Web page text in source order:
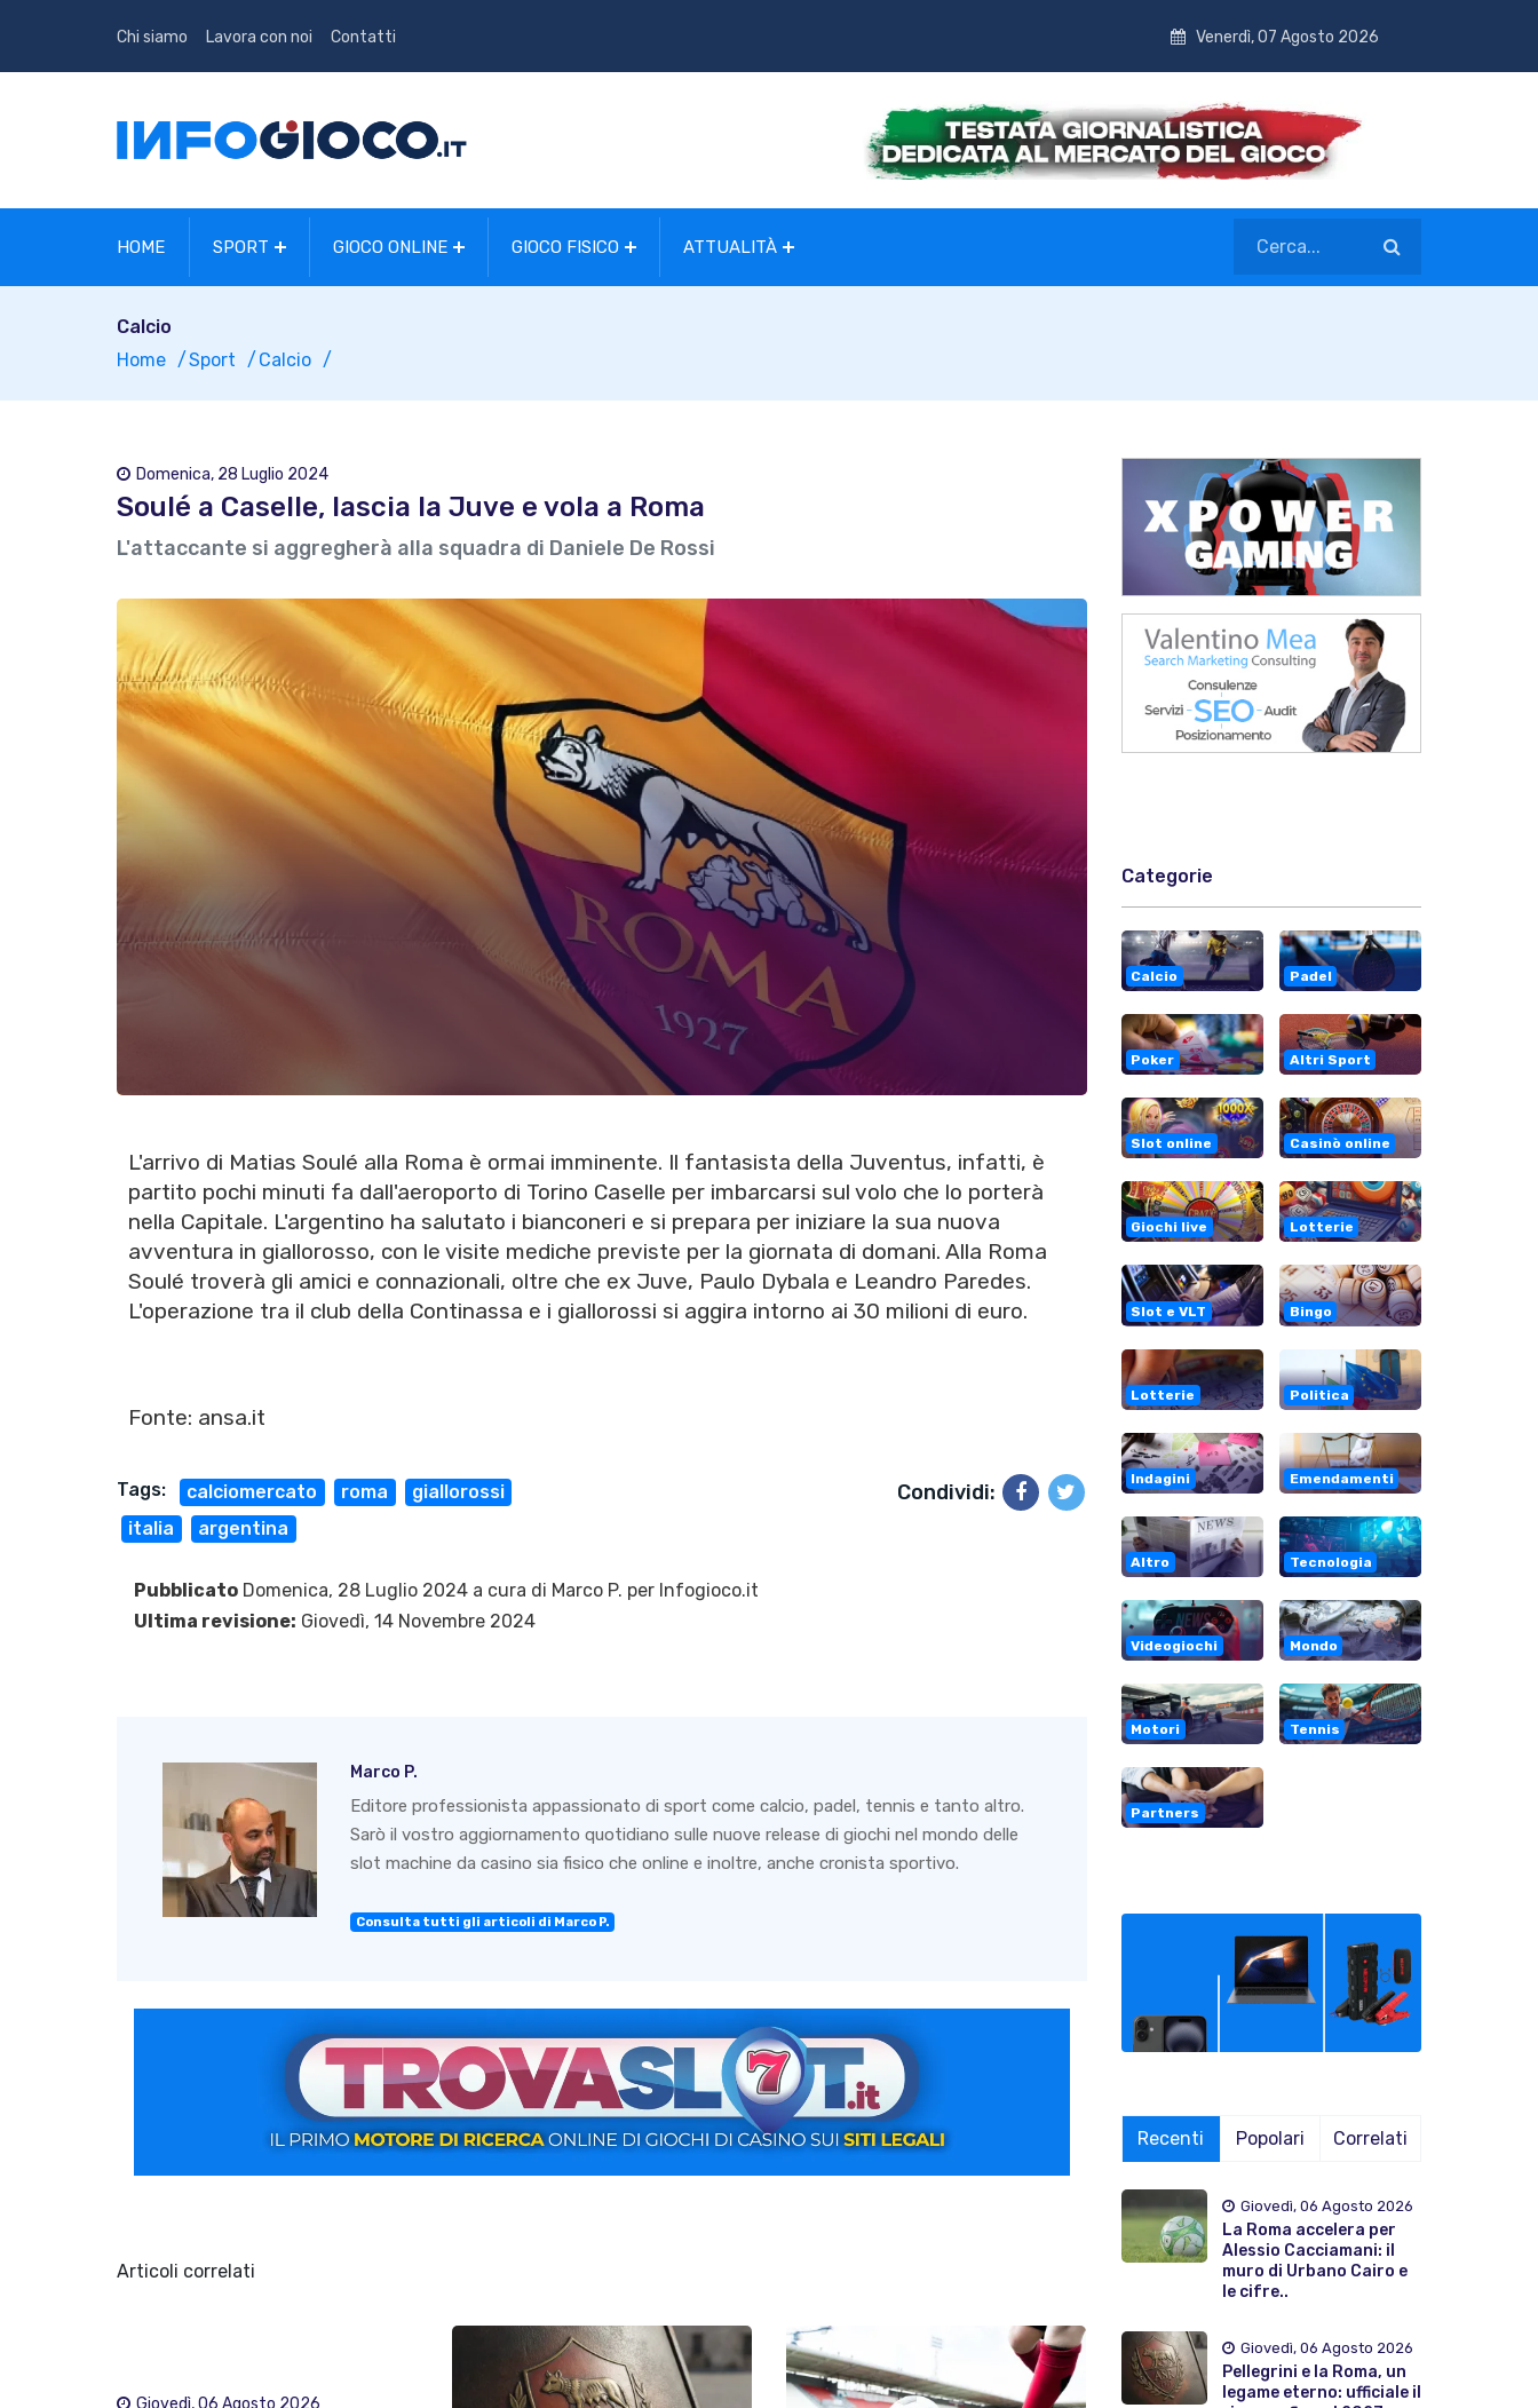
Chi siamo Lavora con noi Contatti Venerdì, 07 Agosto 2026
HOME SPORT GIOCO ONLINE GIOCO FISICO ATTUALITÀ
Calcio
Home
Sport Calcio
Domenica, 28 Luglio 2024
Soulé a Caselle, lascia la Juve e vola a Roma
L'attaccante si aggregherà alla squadra di Daniele De Rossi
L'arrivo di Matias Soulé alla Roma è ormai imminente. Il fantasista della Juventus, infatti, è
partito pochi minuti fa dall'aeroporto di Torino Caselle per imbarcarsi sul volo che lo porterà
nella Capitale. L'argentino ha salutato i bianconeri e si prepara per iniziare la sua nuova
avventura in giallorosso, con le visite mediche previste per la giornata di domani. Alla Roma
Soulé troverà gli amici e connazionali, oltre che ex Juve, Paulo Dybala e Leandro Paredes.
L'operazione tra il club della Continassa e i giallorossi si aggira intorno ai 30 milioni di euro.
Fonte: ansa.it
Tags: calciomercato roma
giallorossi
italia
argentina
Condividi:
Pubblicato Domenica, 28 Luglio 2024 a cura di Marco P. per Infogioco.it
Ultima revisione: Giovedì, 14 Novembre 2024
Marco P.
Editore professionista appassionato di sport come calcio, padel, tennis e tanto altro.
Sarò il vostro aggiornamento quotidiano sulle nuove release di giochi nel mondo delle
slot machine da casino sia fisico che online e inoltre, anche cronista sportivo.
Consulta tutti gli articoli di Marco P.
Articoli correlati
Giovedì, 06 Agosto 2026
Categorie
Calcio Padel
Poker Altri Sport
Slot online Casinò online
Giochi live Lotterie
Slot e VLT Bingo
Lotterie Politica
Indagini Emendamenti
Altro Tecnologia
Videogiochi Mondo
Motori Tennis
Partners
Recenti Popolari Correlati
Giovedì, 06 Agosto 2026
La Roma accelera per
Alessio Cacciamani: il
muro di Urbano Cairo e
le cifre..
Giovedì, 06 Agosto 2026
Pellegrini e la Roma, un
legame eterno: ufficiale il